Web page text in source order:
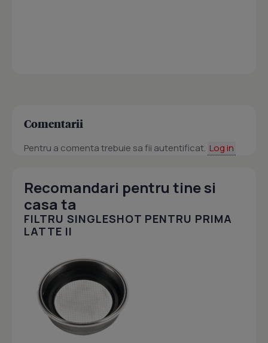
Comentarii
Pentru a comenta trebuie sa fii autentificat. Log in
Recomandari pentru tine si
casa ta
FILTRU SINGLESHOT PENTRU PRIMA
LATTE II